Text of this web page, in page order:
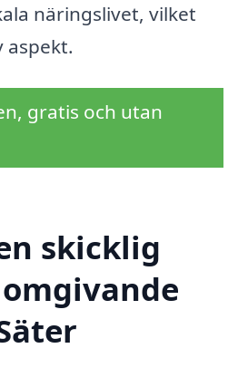
näringslivet, vilket
aspekt.
gratis och utan
skicklig